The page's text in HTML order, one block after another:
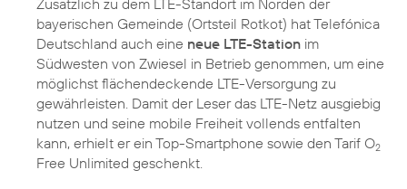
bayerischen Gemeinde (Ortsteil Rotkot) hat Telefónica
Deutschland auch eine neue LTE-Station im
Südwesten von Zwiesel in Betrieb genommen, um eine
möglichst flächendeckende LTE-Versorgung zu
gewährleisten. Damit der Leser das LTE-Netz ausgiebig
nutzen und seine mobile Freiheit vollends entfalten
kann, erhielt er ein Top-Smartphone sowie den Tarif O2
Free Unlimited geschenkt.